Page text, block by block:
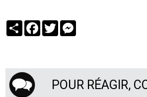
PartagerFacebook
Twitter
POUR RÉAGIR,